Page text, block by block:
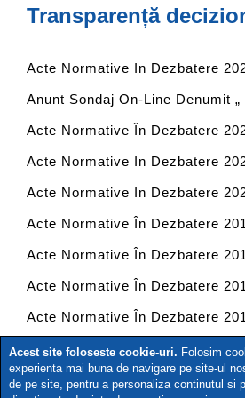
Transparență
Acte Normative In Dezbatere
Anunt Sondaj On-Line Denumit
Anexei Nr. 3 La HG Nr. 712/2009
Acte Normative În Dezbatere
Acte Normative In Dezbatere
Acte Normative In Dezbatere
Acte Normative În Dezbatere
Acte Normative În Dezbatere
Acte Normative În Dezbatere
Acte Normative În Dezbatere
Raport BRML transparenta
Raport BRML transparenta
Raport BRML transparenta
Acest site foloseste cookie-uri. Folosim
experienta mai buna de navigare pe site-ul
de pe site, pentru a personaliza continutul si